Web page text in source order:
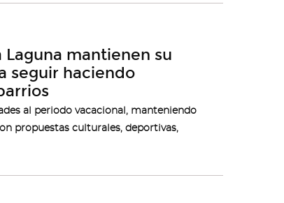
Laguna mantienen su
seguir haciendo
al periodo vacacional, manteniendo
propuestas culturales, deportivas,